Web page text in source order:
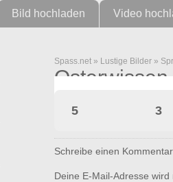
Bild hochladen Video
Spass.net » Lustige Bilder »
Osterwissen
5 3
Schreibe einen Kommentar
Deine E-Mail-Adresse wird